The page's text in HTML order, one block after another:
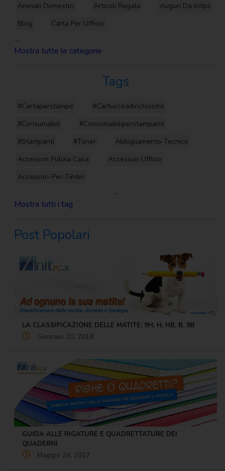
Animali Domestici Articoli Regalo
Auguri Da Initpc
Blog
Carta Per Ufficio
...
Mostra tutte le categorie
Tags
#cartaperstampe
#cartucceadinchiostro
#consumabili
#consumabiliperstampanti
#stampanti
#toner
Abbigliamento-Tecnico
Accessori Pulizia Casa
Accessori Ufficio
Accessori-Per-Timbri
...
Mostra tutti i tag
Post Popolari
LA CLASSIFICAZIONE DELLE MATITE: 9H, H, HB, B, 9B
Gennaio 10, 2018
GUIDA ALLE RIGATURE E QUADRETTATURE DEI
QUADERNI
Maggio 24, 2017